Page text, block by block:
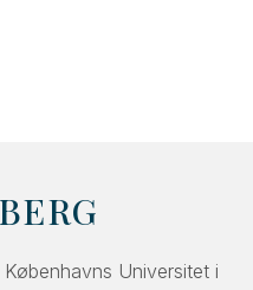
Universitet i